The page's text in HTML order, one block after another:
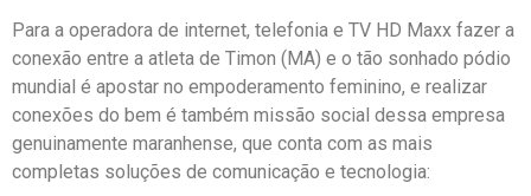
Para a operadora de internet, telefonia e TV HD Maxx fazer a
conexão entre a atleta de Timon (MA) e o tão sonhado pódio
mundial é apostar no empoderamento feminino, e realizar
conexões do bem é também missão social dessa empresa
genuinamente maranhense, que conta com as mais
completas soluções de comunicação e tecnologia: